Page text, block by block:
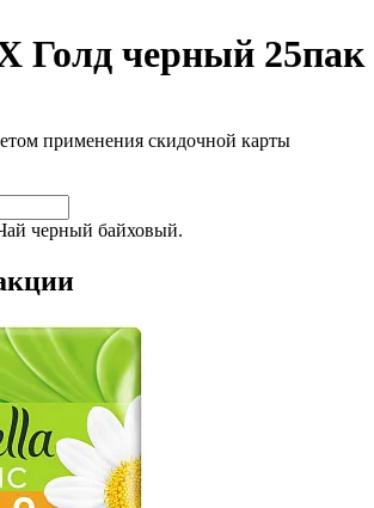
черный 25пак
применения скидочной карты
черный байховый.